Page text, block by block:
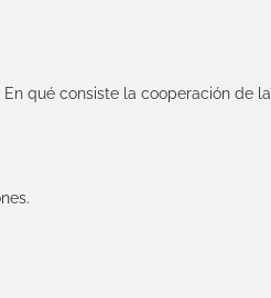
qué consiste la cooperación de la